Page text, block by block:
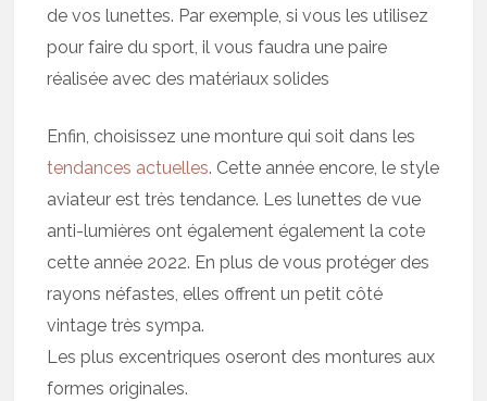
de vos lunettes. Par exemple, si vous les utilisez
pour faire du sport, il vous faudra une paire
réalisée avec des matériaux solides
Enfin, choisissez une monture qui soit dans les
tendances actuelles. Cette année encore, le style
aviateur est très tendance. Les lunettes de vue
anti-lumières ont également également la cote
cette année 2022. En plus de vous protéger des
rayons néfastes, elles offrent un petit côté
vintage très sympa.
Les plus excentriques oseront des montures aux
formes originales.